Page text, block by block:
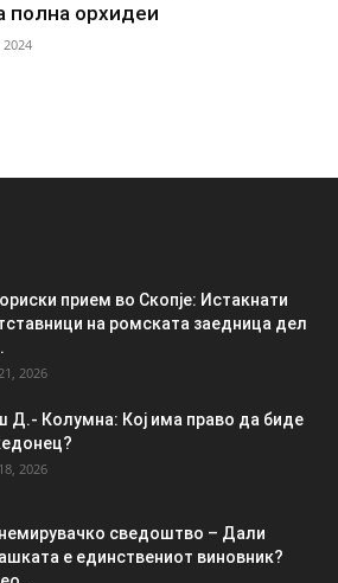
полна орхидеи
прием во Скопје: Истакнати
на ромската заедница дел
2026
Д.- Колумна: Кој има право да биде
2026
сведоштво – Дали
е единствениот виновник?